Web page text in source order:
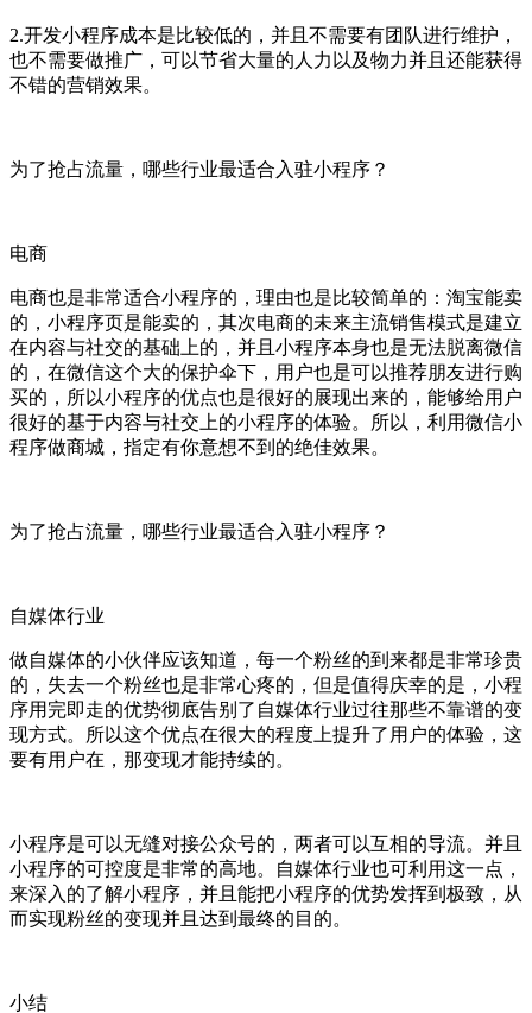
2.开发小程序成本是比较低的，并且不需要有团队进行维护，
也不需要做推广，可以节省大量的人力以及物力并且还能获得
不错的营销效果。
为了抢占流量，哪些行业最适合入驻小程序？
电商
电商也是非常适合小程序的，理由也是比较简单的：淘宝能卖
的，小程序页是能卖的，其次电商的未来主流销售模式是建立
在内容与社交的基础上的，并且小程序本身也是无法脱离微信
的，在微信这个大的保护伞下，用户也是可以推荐朋友进行购
买的，所以小程序的优点也是很好的展现出来的，能够给用户
很好的基于内容与社交上的小程序的体验。所以，利用微信小
程序做商城，指定有你意想不到的绝佳效果。
为了抢占流量，哪些行业最适合入驻小程序？
自媒体行业
做自媒体的小伙伴应该知道，每一个粉丝的到来都是非常珍贵
的，失去一个粉丝也是非常心疼的，但是值得庆幸的是，小程
序用完即走的优势彻底告别了自媒体行业过往那些不靠谱的变
现方式。所以这个优点在很大的程度上提升了用户的体验，这
要有用户在，那变现才能持续的。
小程序是可以无缝对接公众号的，两者可以互相的导流。并且
小程序的可控度是非常的高地。自媒体行业也可利用这一点，
来深入的了解小程序，并且能把小程序的优势发挥到极致，从
而实现粉丝的变现并且达到最终的目的。
小结